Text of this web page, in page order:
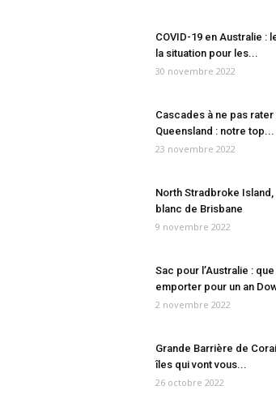
COVID-19 en Australie :
la situation pour les...
30 novembre 2022
Cascades à ne pas rater
Queensland : notre top...
23 novembre 2022
North Stradbroke
blanc de Brisbane
9 novembre 2022
Sac pour l’Australie :
emporter pour un an
2 novembre 2022
Grande Barrière de
îles qui vont vous...
26 octobre 2022